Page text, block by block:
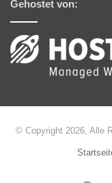
Gehostet von:
© Copyright 2026, Alle